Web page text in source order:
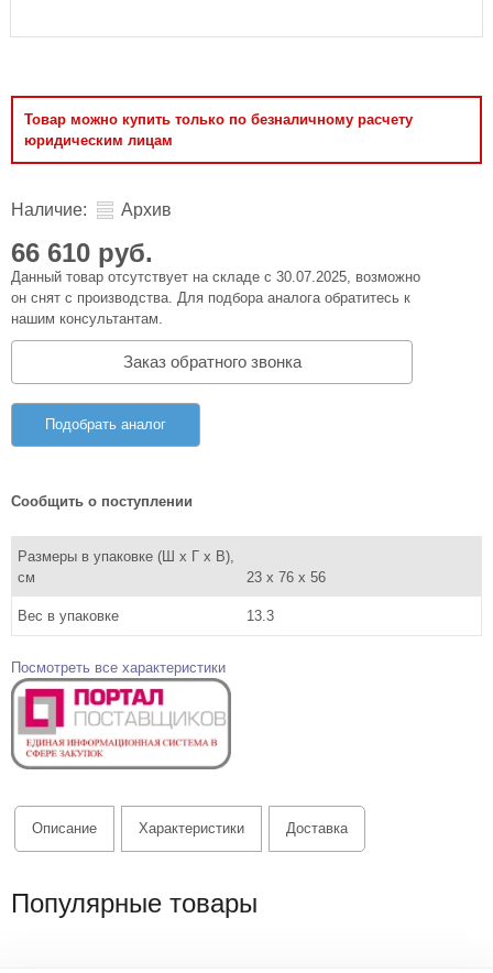
Товар можно купить только по безналичному расчету
юридическим лицам
Наличие: Архив
66 610 руб.
Данный товар отсутствует на складе с 30.07.2025, возможно
он снят с производства. Для подбора аналога обратитесь к
нашим консультантам.
Заказ обратного звонка
Подобрать аналог
Сообщить о поступлении
Размеры в упаковке (Ш x Г x В),
см
23 x 76 x 56
Вес в упаковке 13.3
Посмотреть все характеристики
Описание Характеристики Доставка
Популярные товары